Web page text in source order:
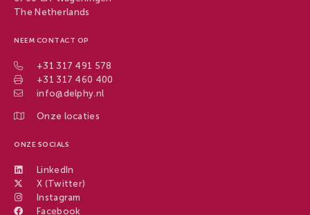
The Netherlands
NEEM CONTACT OP
+31 317 491 578
+31 317 460 400
info@delphy.nl
Onze locaties
ONZE SOCIALS
LinkedIn
X (Twitter)
Instagram
Facebook